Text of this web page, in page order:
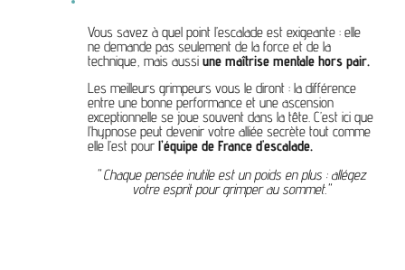
Vous savez à quel point l’escalade est exigeante : elle
ne demande pas seulement de la force et de la
technique, mais aussi une maîtrise mentale hors pair.
Les meilleurs grimpeurs vous le diront : la différence
entre une bonne performance et une ascension
exceptionnelle se joue souvent dans la tête. C’est ici que
l’hypnose peut devenir votre alliée secrète tout comme
elle l’est pour l’équipe de France d'escalade.
" Chaque pensée inutile est un poids en plus : allégez
votre esprit pour grimper au sommet."